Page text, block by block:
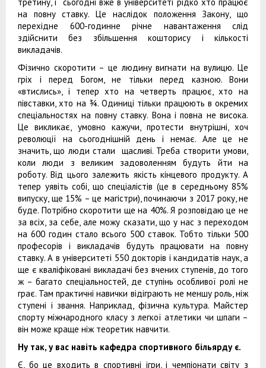
на повну ставку. Це наслідок положення Закону, що
перехідне 600-годинне річне навантаження слід
здійснити без збільшення кошторису і кількості
викладачів.
Фізично скоротити – це людину вигнати на вулицю. Це
гріх і перед Богом, не тільки перед казною. Вони
«втислись», і тепер хто на четверть працює, хто на
півставки, хто на ¾. Одиниці тільки працюють в окремих
спеціальностях на повну ставку. Вона і повна не висока.
Це викликає, умовно кажучи, протести внутрішні, хоч
революції на сьогоднішній день і немає. Але це не
значить, що люди стали щасливі. Треба створити умови,
коли люди з великим задоволенням будуть йти на
роботу. Від цього залежить якість кінцевого продукту. А
тепер уявіть собі, що спеціалістів (це в середньому 85%
випуску, ще 15% – це магістри), починаючи з 2017 року, не
буде. Потрібно скоротити ще на 40%. Я розповідаю це не
за всіх, за себе, але можу сказати, що у нас з переходом
на 600 годин стало всього 500 ставок. Тобто тільки 500
професорів і викладачів будуть працювати на повну
ставку. А в університеті 550 докторів і кандидатів наук, а
ще є кваліфіковані викладачі без вчених ступенів, до того
ж – багато спеціальностей, де ступінь особливої ролі не
грає. Там практичні навички відіграють не меншу роль, ніж
ступені і звання. Наприклад, фізична культура. Майстер
спорту міжнародного класу з легкої атлетики чи шпаги –
він може краще ніж теоретик навчити.
Ну так, у вас навіть кафедра спортивного більярду є.
Є, бо це входить в спортивні ігри, і чемпіонати світу з